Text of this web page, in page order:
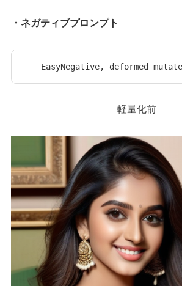
・ネガティブプロンプト
EasyNegative, deformed
軽量化前